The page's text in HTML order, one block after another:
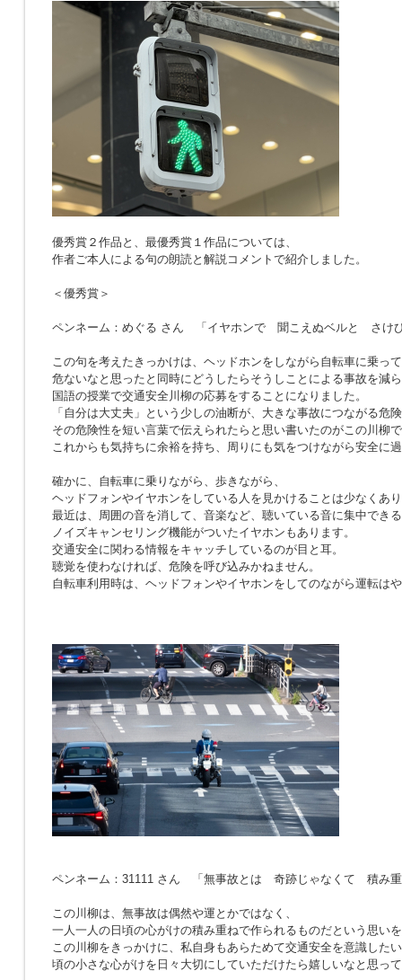
優秀賞２作品と、最優秀賞１作品については、
作者ご本人による句の朗読と解説コメントで紹介しました。
＜優秀賞＞
ペンネーム：めぐる さん 「イヤホンで 聞こえぬベルと さけ
この句を考えたきっかけは、ヘッドホンをしながら自転車に乗っ
危ないなと思ったと同時にどうしたらそうしことによる事故を減
国語の授業で交通安全川柳の応募をすることになりました。
「自分は大丈夫」という少しの油断が、大きな事故につながる危
その危険性を短い言葉で伝えられたらと思い書いたのがこの川柳
これからも気持ちに余裕を持ち、周りにも気をつけながら安全に
確かに、自転車に乗りながら、歩きながら、
ヘッドフォンやイヤホンをしている人を見かけることは少なくあ
最近は、周囲の音を消して、音楽など、聴いている音に集中できる
ノイズキャンセリング機能がついたイヤホンもあります。
交通安全に関わる情報をキャッチしているのが目と耳。
聴覚を使わなければ、危険を呼び込みかねません。
自転車利用時は、ヘッドフォンやイヤホンをしてのながら運転は
ペンネーム：31111 さん 「無事故とは 奇跡じゃなくて 積み
この川柳は、無事故は偶然や運とかではなく、
一人一人の日頃の心がけの積み重ねで作られるものだという思い
この川柳をきっかけに、私自身もあらためて交通安全を意識した
頃の小さな心がけを日々大切にしていただけたら嬉しいなと思っ